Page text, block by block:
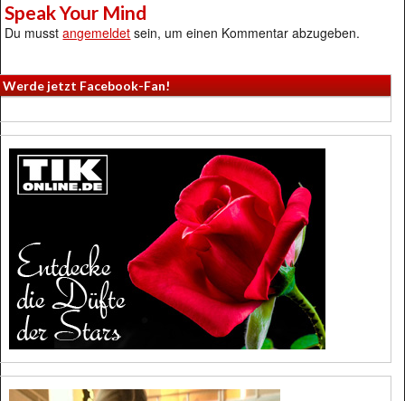
Speak Your Mind
Du musstangemeldet sein, um einen Kommentar abzugeben.
Werde jetzt Facebook-Fan!